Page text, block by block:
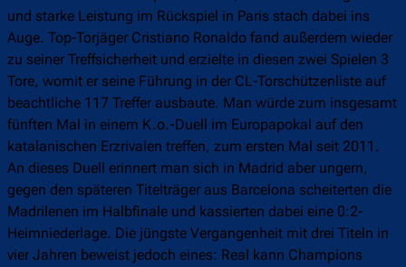
und starke Leistung im Rückspiel in Paris stach dabei ins
Auge. Top-Torjäger Cristiano Ronaldo fand außerdem wieder
zu seiner Treffsicherheit und erzielte in diesen zwei Spielen 3
Tore, womit er seine Führung in der CL-Torschützenliste auf
beachtliche 117 Treffer ausbaute. Man würde zum insgesamt
fünften Mal in einem K.o.-Duell im Europapokal auf den
katalanischen Erzrivalen treffen, zum ersten Mal seit 2011.
An dieses Duell erinnert man sich in Madrid aber ungern,
gegen den späteren Titelträger aus Barcelona scheiterten die
Madrilenen im Halbfinale und kassierten dabei eine 0:2-
Heimniederlage. Die jüngste Vergangenheit mit drei Titeln in
vier Jahren beweist jedoch eines: Real kann Champions